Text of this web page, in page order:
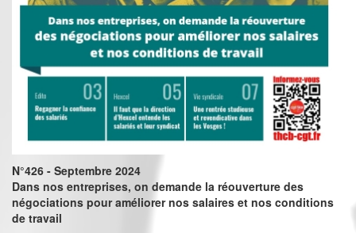
N°426 - Septembre 2024
Dans nos entreprises, on demande la réouverture des
négociations pour améliorer nos salaires et nos conditions
de travail